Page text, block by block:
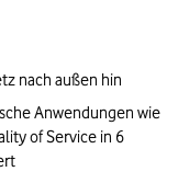
nach außen hin
Anwendungen wie
of Service in 6